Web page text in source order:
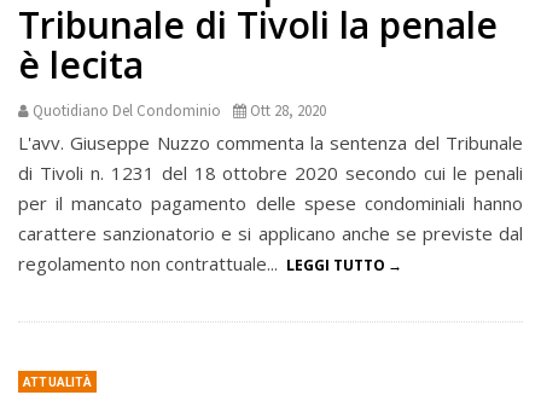
Tribunale di Tivoli la penale
è lecita
Quotidiano Del Condominio Ott 28, 2020
L'avv. Giuseppe Nuzzo commenta la sentenza del Tribunale
di Tivoli n. 1231 del 18 ottobre 2020 secondo cui le penali
per il mancato pagamento delle spese condominiali hanno
carattere sanzionatorio e si applicano anche se previste dal
regolamento non contrattuale... LEGGI TUTTO
ATTUALITÀ